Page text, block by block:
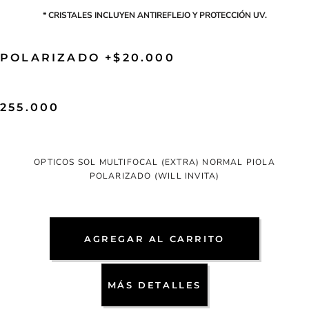
* CRISTALES INCLUYEN ANTIREFLEJO Y PROTECCIÓN UV.
POLARIZADO +$20.000
255.000
OPTICOS SOL MULTIFOCAL (EXTRA) NORMAL PIOLA
POLARIZADO (WILL INVITA)
AGREGAR AL CARRITO
MÁS DETALLES